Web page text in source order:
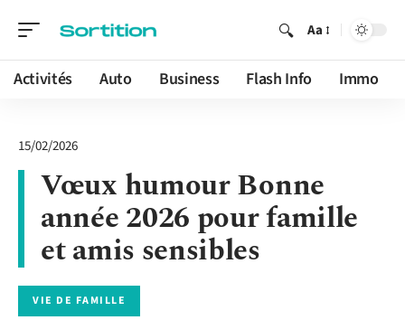
Aa
Activités Auto Business Flash Info Immo
15/02/2026
Vœux humour Bonne
année 2026 pour famille
et amis sensibles
VIE DE FAMILLE